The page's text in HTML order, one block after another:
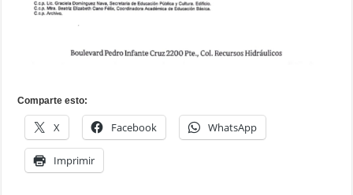
Comparte esto:
X Facebook WhatsApp
Imprimir